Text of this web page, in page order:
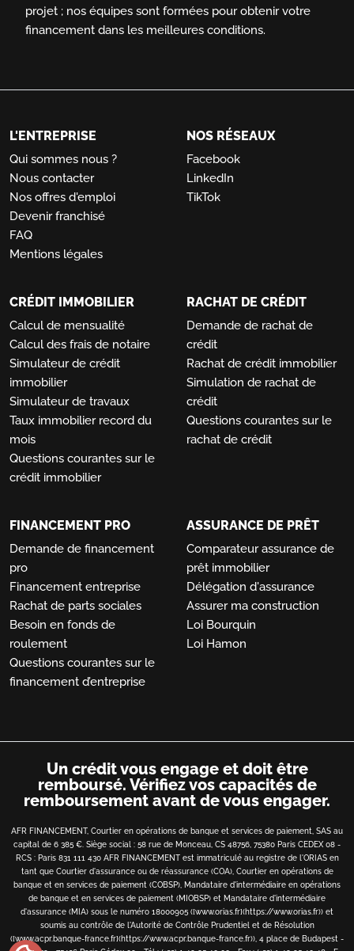
projet ; nos équipes sont formées pour obtenir votre
financement dans les meilleures conditions.
L'ENTREPRISE
Qui sommes nous ?
Nous contacter
Nos offres d'emploi
Devenir franchisé
FAQ
Mentions légales
NOS RÉSEAUX
Facebook
LinkedIn
TikTok
CRÉDIT IMMOBILIER
Calcul de mensualité
Calcul des frais de notaire
Simulateur de crédit
immobilier
Simulateur de travaux
Taux immobilier record du
mois
Questions courantes sur le
crédit immobilier
RACHAT DE CRÉDIT
Demande de rachat de
crédit
Rachat de crédit immobilier
Simulation de rachat de
crédit
Questions courantes sur le
rachat de crédit
FINANCEMENT PRO
Demande de financement
pro
Financement entreprise
Rachat de parts sociales
Besoin en fonds de
roulement
Questions courantes sur le
financement d’entreprise
ASSURANCE DE PRÊT
Comparateur assurance de
prêt immobilier
Délégation d'assurance
Assurer ma construction
Loi Bourquin
Loi Hamon
Un crédit vous engage et doit être
remboursé. Vérifiez vos capacités de
remboursement avant de vous engager.
AFR FINANCEMENT, Courtier en opérations de banque et services de paiement, SAS au
capital de 6 385 €. Siège social : 58 rue de Monceau, CS 48756, 75380 Paris CEDEX 08 -
RCS : Paris 831 111 430 AFR FINANCEMENT est immatriculé au registre de l'ORIAS en
tant que Courtier d'assurance ou de réassurance (COA), Courtier en opérations de
banque et en services de paiement (COBSP), Mandataire d'intermédiaire en opérations
de banque et en services de paiement (MIOBSP) et Mandataire d'intermédiaire
d'assurance (MIA) sous le numéro 18000905 ([www.orias.fr](https://www.orias.fr)) et
soumis au contrôle de l'Autorité de Contrôle Prudentiel et de Résolution
([www.acpr.banque-france.fr](https://www.acpr.banque-france.fr)), 4 place de Budapest -